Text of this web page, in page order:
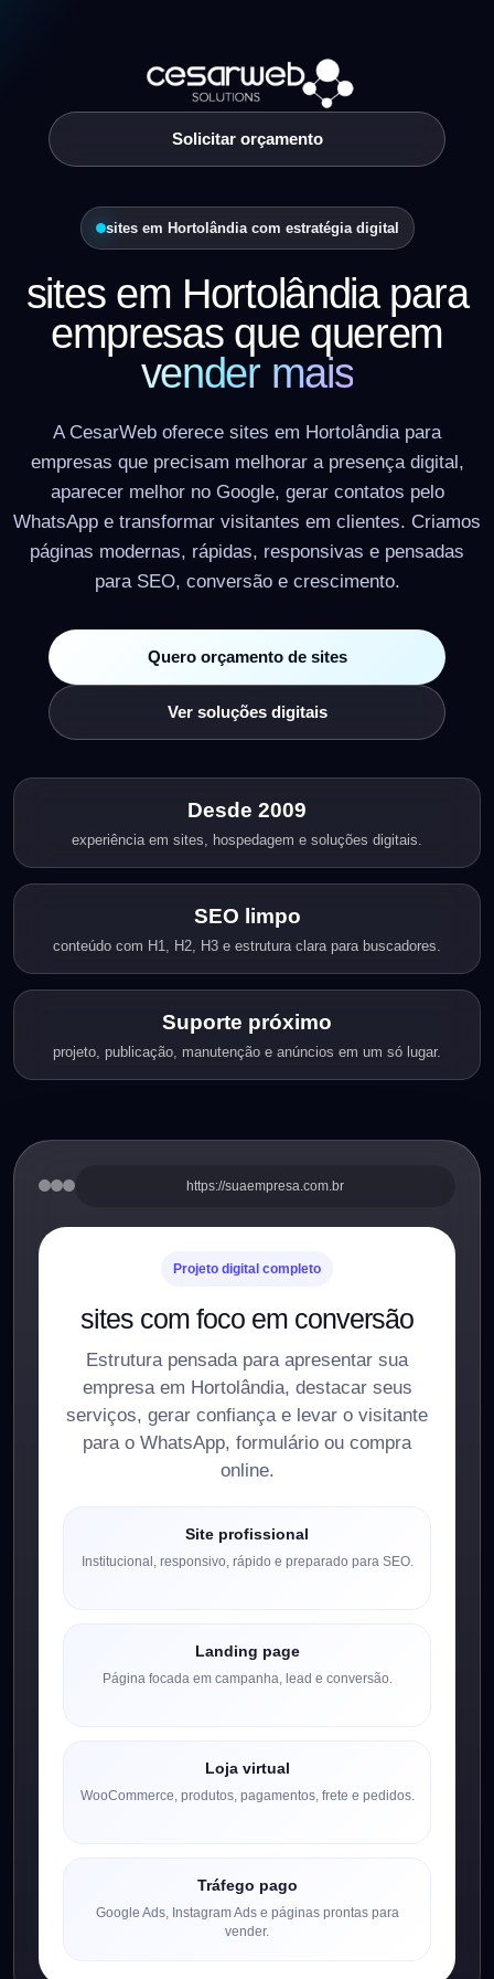
Solicitar orçamento
sites em Hortolândia com estratégia digital
sites em Hortolândia para
empresas que querem
vender mais
A CesarWeb oferece sites em Hortolândia para
empresas que precisam melhorar a presença digital,
aparecer melhor no Google, gerar contatos pelo
WhatsApp e transformar visitantes em clientes. Criamos
páginas modernas, rápidas, responsivas e pensadas
para SEO, conversão e crescimento.
Quero orçamento de sites
Ver soluções digitais
Desde 2009
experiência em sites, hospedagem e soluções digitais.
SEO limpo
conteúdo com H1, H2, H3 e estrutura clara para buscadores.
Suporte próximo
projeto, publicação, manutenção e anúncios em um só lugar.
https://suaempresa.com.br
Projeto digital completo
sites com foco em conversão
Estrutura pensada para apresentar sua
empresa em Hortolândia, destacar seus
serviços, gerar confiança e levar o visitante
para o WhatsApp, formulário ou compra
online.
Site profissional
Institucional, responsivo, rápido e preparado para SEO.
Landing page
Página focada em campanha, lead e conversão.
Loja virtual
WooCommerce, produtos, pagamentos, frete e pedidos.
Tráfego pago
Google Ads, Instagram Ads e páginas prontas para
vender.